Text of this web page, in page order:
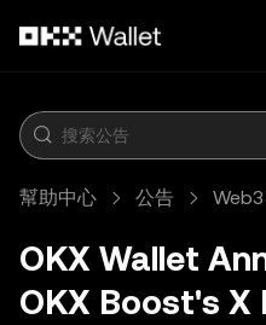
幫助中心 公告 Web3
OKX Wallet
OKX Boost's